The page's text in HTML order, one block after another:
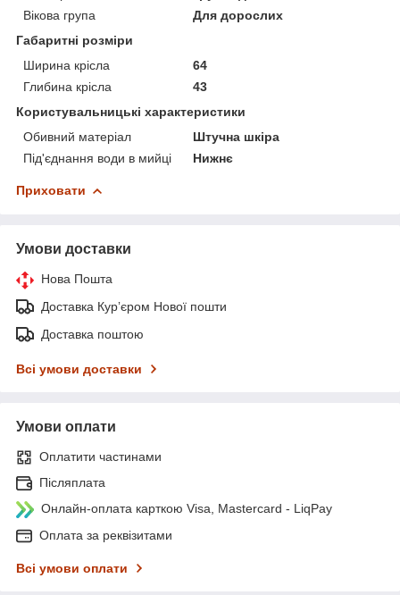
Вікова група
Для дорослих
Габаритні розміри
Ширина крісла
64
Глибина крісла
43
Користувальницькі характеристики
Обивний матеріал
Штучна шкіра
Під'єднання води в мийці
Нижнє
Приховати
Умови доставки
Нова Пошта
Доставка Курʼєром Нової пошти
Доставка поштою
Всі умови доставки
Умови оплати
Оплатити частинами
Післяплата
Онлайн-оплата карткою Visa, Mastercard - LiqPay
Оплата за реквізитами
Всі умови оплати